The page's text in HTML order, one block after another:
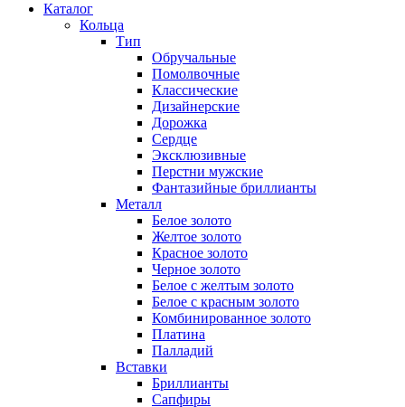
Каталог
Кольца
Тип
Обручальные
Помолвочные
Классические
Дизайнерские
Дорожка
Сердце
Эксклюзивные
Перстни мужские
Фантазийные бриллианты
Металл
Белое золото
Желтое золото
Красное золото
Черное золото
Белое с желтым золото
Белое с красным золото
Комбинированное золото
Платина
Палладий
Вставки
Бриллианты
Сапфиры